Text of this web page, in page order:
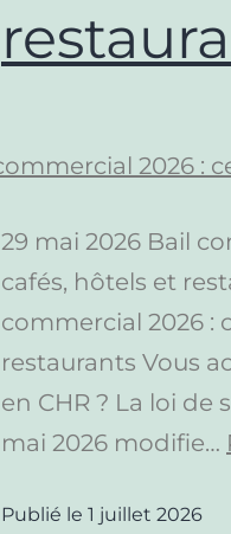
29 mai 2026 Bail
cafés, hôtels et
commercial 2026 :
restaurants Vous
en CHR ? La loi
mai 2026 modifie…
Publié le 1 juillet 2026